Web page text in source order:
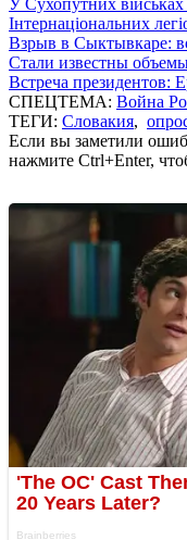
Інтернаціональних
Взрыв в Сыктывкаре:
Стали известны
Встреча президентов:
СПЕЦТЕМА: Война
ТЕГИ: Словакия,
Если вы заметили
нажмите Ctrl+Enter,